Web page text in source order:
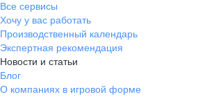
Все сервисы
Хочу у вас работать
Производственный календарь
Экспертная рекомендация
Новости и статьи
Блог
О компаниях в игровой форме